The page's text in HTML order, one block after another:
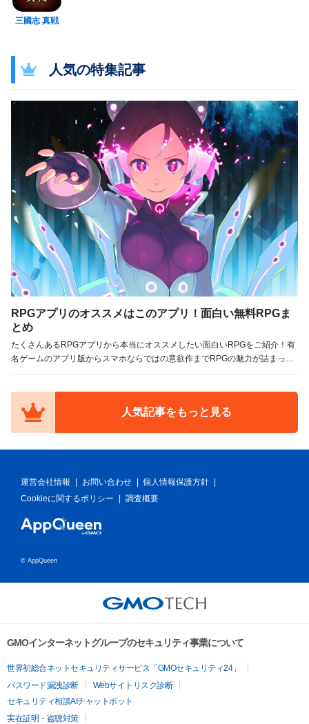
もハマれるオススメの三国志ゲームです！
三國志 真戦
人気の特集記事
RPGアプリのオススメはこのアプリ！面白い無料RPGま
とめ
たくさんあるRPGアプリから本当にオススメしたい面白いRPGをご紹介！有
名ゲームのアプリ版からスマホならではの意欲作までRPGの魅力が詰まった
人気記事をもっと見る
運営会社情報 お問い合わせ 個人情報保護方針
Cookieに関するポリシー
調査概要
© AppQueen
GMOインターネットグループのセキュリティ事業について
世界初総合ネットセキュリティサービス「GMOセキュリティ24」
パスワード漏洩診断
Webサイトリスク診断
セキュリティ相談AIチャットボット
実在証明・盗聴対策